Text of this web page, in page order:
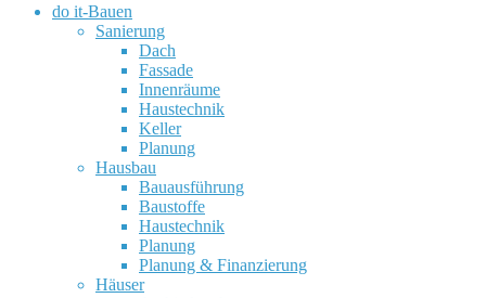
do it-Bauen
Sanierung
Dach
Fassade
Innenräume
Haustechnik
Keller
Planung
Hausbau
Bauausführung
Baustoffe
Haustechnik
Planung
Planung & Finanzierung
Häuser